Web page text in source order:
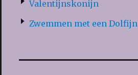
Valentijnskonijn
Zwemmen met een Dolfijn